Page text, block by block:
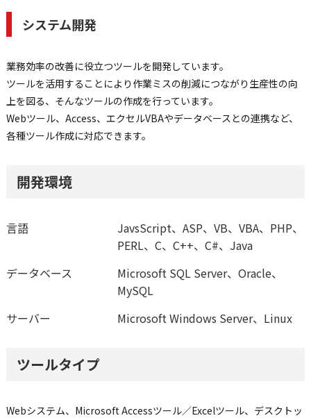
システム開発
業務効率の改善に役立つツールを開発しています。
ツールを活用することにより作業ミスの削減につながり生産性の向
上を図る、そんなツールの作成を行っています。
Webツール、Access、エクセルVBAやデータベースとの連携など、
各種ツール作成に対応できます。
開発環境
言語
JavsScript、ASP、VB、VBA、PHP、
PERL、C、C++、C#、Java
データベース
Microsoft SQL Server、Oracle、
MySQL
サーバー
Microsoft Windows Server、Linux
ツールタイプ
Webシステム、Microsoft Accessツール／Excelツール、デスクトッ